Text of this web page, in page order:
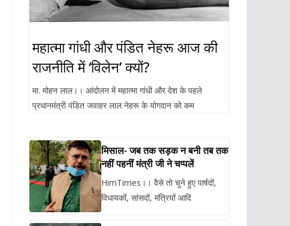
महात्मा गांधी और पंडित नेहरू आज की
राजनीति में ‘विलेन’ क्यों?
मा. मोहन लाल।। आंदोलन में महात्मा गांधी और देश के पहले
प्रधानमंत्री पंडित जवाहर लाल नेहरू के योगदान को कम
मिसाल- जब तक सड़क न बनी तब तक
नहीं पहनीं मंत्री जी ने चप्पलें
HimTimes।। वैसे तो चुने हुए पार्षदों,
विधायकों, सांसदों, मंत्रियों आदि